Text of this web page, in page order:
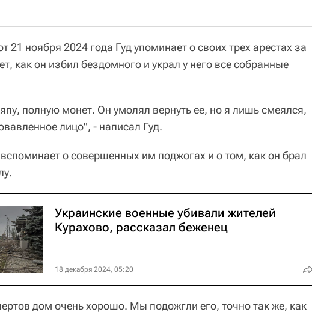
21 ноября 2024 года Гуд упоминает о своих трех арестах за
как он избил бездомного и украл у него все собранные
полную монет. Он умолял вернуть ее, но я лишь смеялся,
лицо", - написал Гуд.
о совершенных им поджогах и о том, как он брал
Украинские военные убивали жителей
Курахово, рассказал беженец
18 декабря 2024, 05:20
дом очень хорошо. Мы подожгли его, точно так же, как